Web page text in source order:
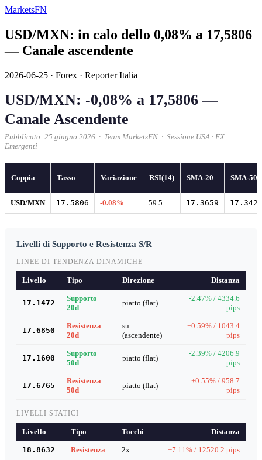
MarketsFN
USD/MXN: in calo dello 0,08% a 17,5806
— Canale ascendente
2026-06-25 · Forex · Reporter Italia
USD/MXN: -0,08% a 17,5806 —
Canale Ascendente
Pubblicato: 25 giugno 2026 · Team MarketsFN · Sessione USA · FX
Emergenti
Coppia Tasso Variazione RSI(14) SMA-20 SMA-50
USD/MXN 17.5806 -0.08% 59.5 17.3659 17.3422
Livelli di Supporto e Resistenza S/R
LINEE DI TENDENZA DINAMICHE
Livello Tipo Direzione Distanza
17.1472
Supporto
20d
piatto (flat)
-2.47% / 4334.6
pips
17.6850
Resistenza
20d
su
(ascendente)
+0.59% / 1043.4
pips
17.1600
Supporto
50d
piatto (flat)
-2.39% / 4206.9
pips
17.6765
Resistenza
50d
piatto (flat)
+0.55% / 958.7
pips
LIVELLI STATICI
Livello Tipo Tocchi Distanza
18.8632 Resistenza 2x +7.11% / 12520.2 pips